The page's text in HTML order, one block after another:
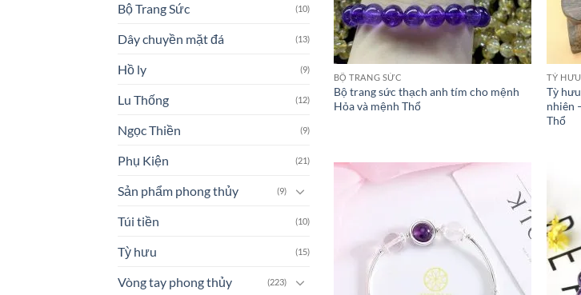
Bộ Trang Sức (10)
Dây chuyền mặt đá (13)
Hồ ly (9)
Lu Thống (12)
Ngọc Thiền (9)
Phụ Kiện (21)
Sản phẩm phong thủy (9)
Túi tiền (10)
Tỳ hưu (15)
Vòng tay phong thủy (223)
BỘ TRANG SỨC
Bộ trang sức thạch anh tím cho mệnh
Hỏa và mệnh Thổ
TỲ HƯU
Tỳ
nhiên
Thổ